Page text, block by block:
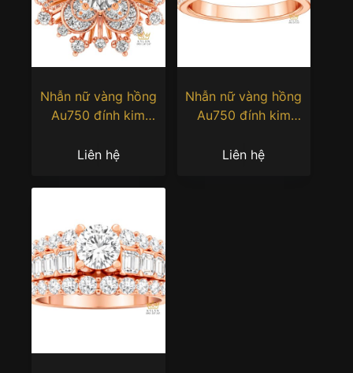
Nhẫn nữ vàng hồng
Au750 đính kim
Liên hệ
Nhẫn nữ vàng hồng
Au750 đính kim
Liên hệ